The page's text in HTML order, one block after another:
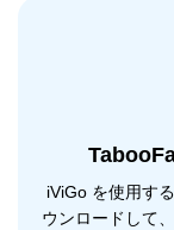
iViGo を使用す
ウンロードして